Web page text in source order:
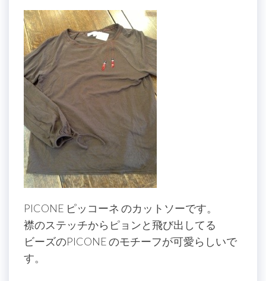
PICONE ピッコーネ のカットソーです。
襟のステッチからピョンと飛び出してる
ビーズのPICONE のモチーフが可愛らしいで
す。